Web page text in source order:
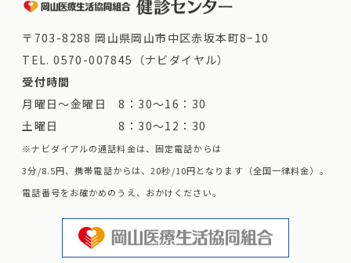
〒703-8288 岡山県岡山市中区赤坂本町8−10
TEL.0570-007845（ナビダイヤル）
受付時間
月曜日～金曜日 8：30～16：30
土曜日 8：30～12：30
※ナビダイアルの通話料金は、固定電話からは
3分/8.5円、携帯電話からは、20秒/10円となります（全国一律料金）。
電話番号をお確かめのうえ、おかけください。